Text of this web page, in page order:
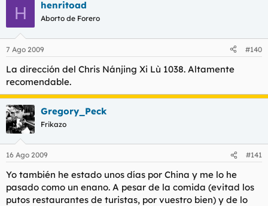
H henritoad
Aborto de Forero
7 Ago 2009 #140
La dirección del Chris Nánjing Xi Lù 1038. Altamente
recomendable.
Gregory_Peck
Frikazo
16 Ago 2009 #141
Yo también he estado unos días por China y me lo he
pasado como un enano. A pesar de la comida (evitad los
putos restaurantes de turistas, por vuestro bien) y de lo